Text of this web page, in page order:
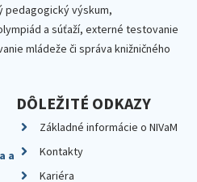
pedagogický výskum,
a súťaží, externé testovanie
mládeže či správa knižničného
a
DÔLEŽITÉ ODKAZY
Základné informácie o NIVaM
Kontakty
Kariéra